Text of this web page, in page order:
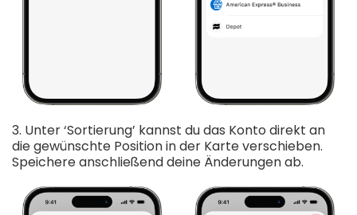
3. Unter ‘Sortierung’ kannst du das Konto direkt an
die gewünschte Position in der Karte verschieben.
Speichere anschließend deine Änderungen ab.